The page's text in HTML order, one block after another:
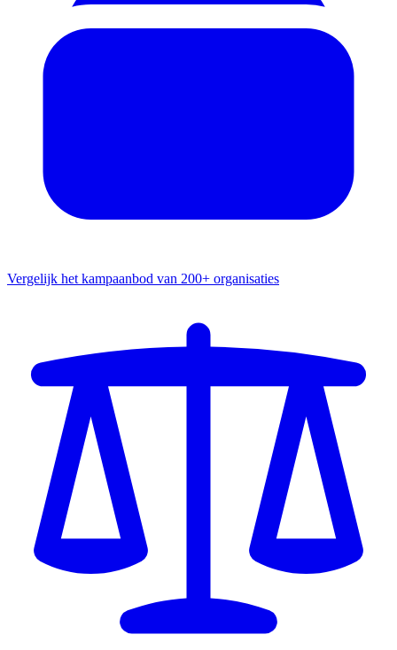
Vergelijk het kampaanbod van 200+ organisaties